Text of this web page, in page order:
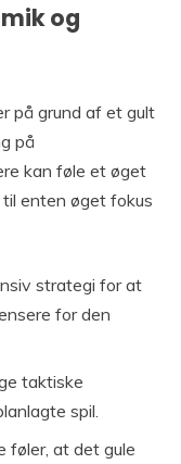
og
på grund af et gult
på
kan føle et øget
enten øget fokus
strategi for at
for den
taktiske
spil.
føler, at det gule